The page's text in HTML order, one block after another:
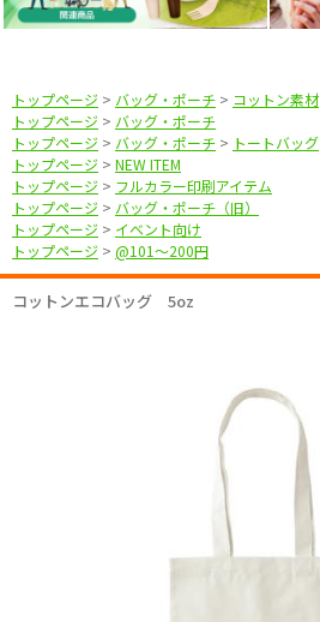
トップページ > バッグ・ポーチ > コットン素材
トップページ > バッグ・ポーチ
トップページ > バッグ・ポーチ > トートバッグ
トップページ > NEW ITEM
トップページ > フルカラー印刷アイテム
トップページ > バッグ・ポーチ（旧）
トップページ > イベント向け
トップページ > @101〜200円
コットンエコバッグ 5oz